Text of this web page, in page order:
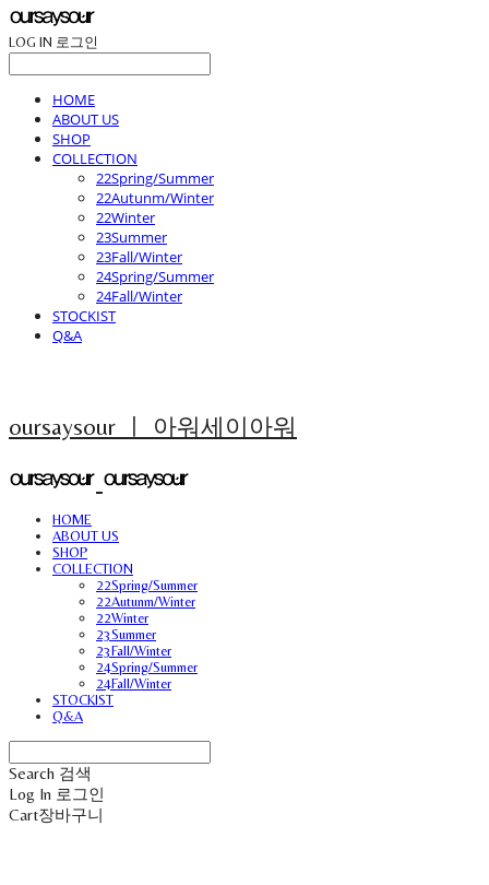
LOG IN 로그인
HOME
ABOUT US
SHOP
COLLECTION
22Spring/Summer
22Autunm/Winter
22Winter
23Summer
23Fall/Winter
24Spring/Summer
24Fall/Winter
STOCKIST
Q&A
oursaysour ㅣ 아워세이아워
HOME
ABOUT US
SHOP
COLLECTION
22Spring/Summer
22Autunm/Winter
22Winter
23Summer
23Fall/Winter
24Spring/Summer
24Fall/Winter
STOCKIST
Q&A
Search 검색
Log In 로그인
Cart장바구니